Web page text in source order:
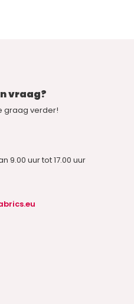
vraag?
graag verder!
9.00 uur tot 17.00 uur